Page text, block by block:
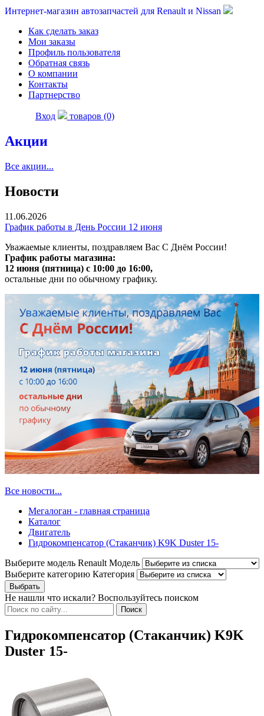
Интернет-магазин автозапчастей для Renault и Nissan
Как сделать заказ
Мои заказы
Профиль пользователя
Обратная связь
О компании
Контакты
Партнерство
Вход товаров (0)
Акции
Все акции...
Новости
11.06.2026
График работы в День России 12 июня
Уважаемые клиенты, поздравляем Вас С Днём России!
График работы магазина:
12 июня (пятница) с 10:00 до 16:00,
остальные дни по обычному графику.
Все новости...
Мегалоган - главная страница
Каталог
Двигатель
Гидрокомпенсатор (Стаканчик) K9K Duster 15-
Выберите модель Renault Модель
Выберите категорию Категория
Не нашли что искали? Воспользуйтесь поиском
Гидрокомпенсатор (Стаканчик) K9K
Duster 15-